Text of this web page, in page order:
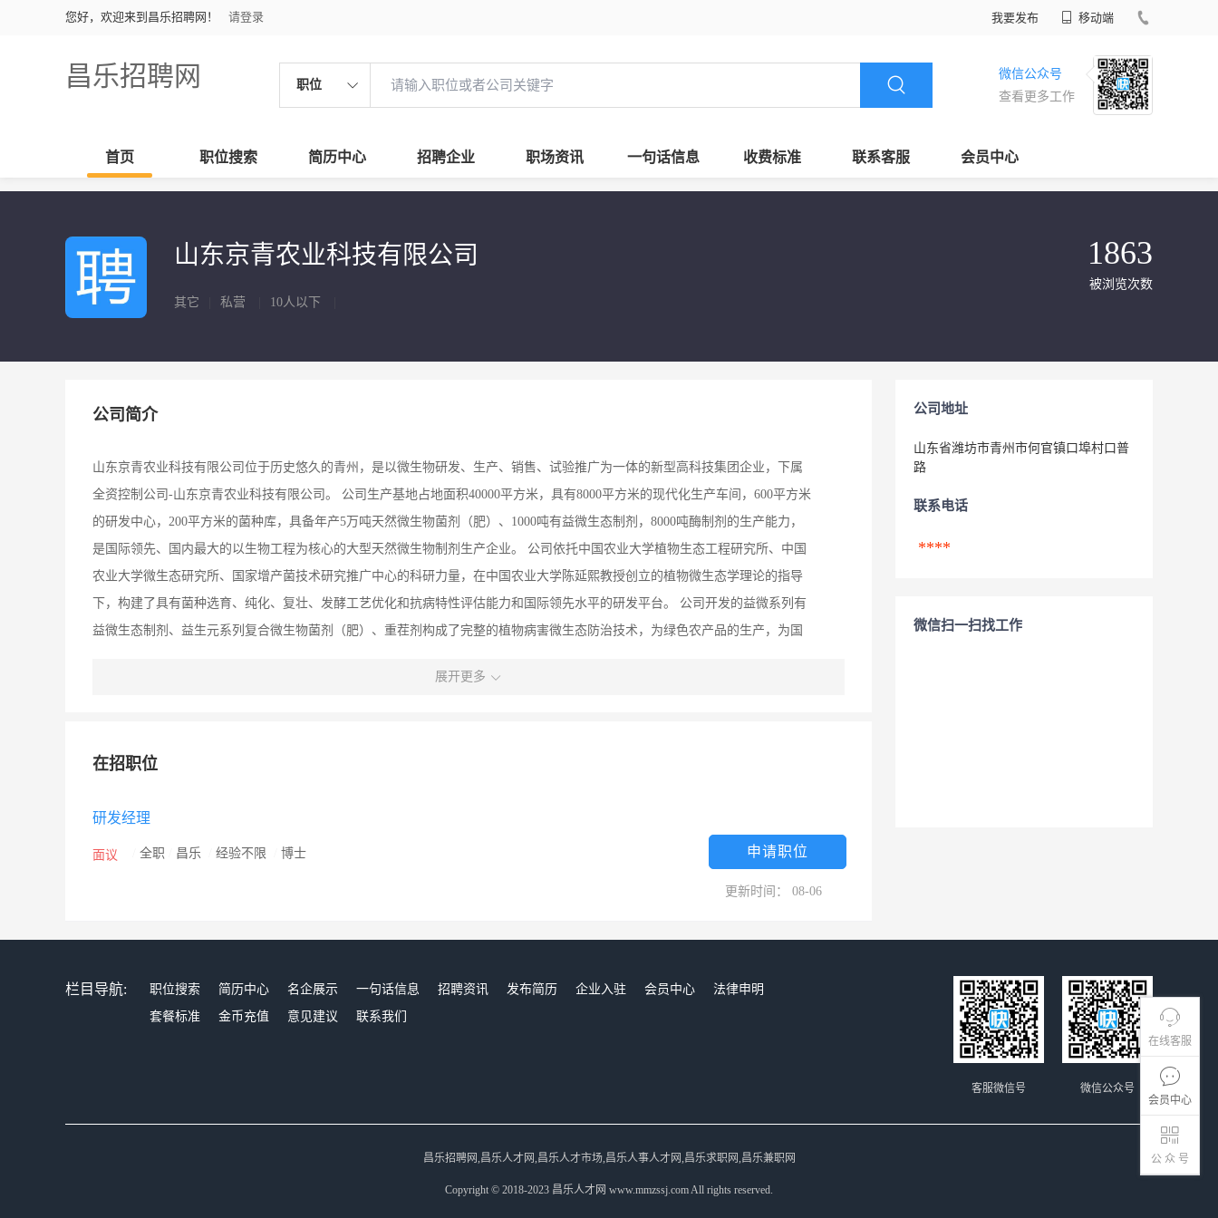
您好，欢迎来到昌乐招聘网！ 请登录 我要发布 移动端
昌乐招聘网 职位
微信公众号
查看更多工作
首页 职位搜索 简历中心 招聘企业 职场资讯 一句话信息 收费标准 联系客服 会员中心
在线客服
会员中心
公 众 号
山东京青农业科技有限公司
其它 私营 10人以下
1863
被浏览次数
公司简介
山东京青农业科技有限公司位于历史悠久的青州，是以微生物研发、生产、销售、试验推广为一体的新型高科技集团企业，下属
全资控制公司-山东京青农业科技有限公司。 公司生产基地占地面积40000平方米，具有8000平方米的现代化生产车间，600平方米
的研发中心，200平方米的菌种库，具备年产5万吨天然微生物菌剂（肥）、1000吨有益微生态制剂，8000吨酶制剂的生产能力，
是国际领先、国内最大的以生物工程为核心的大型天然微生物制剂生产企业。 公司依托中国农业大学植物生态工程研究所、中国
农业大学微生态研究所、国家增产菌技术研究推广中心的科研力量，在中国农业大学陈延熙教授创立的植物微生态学理论的指导
下，构建了具有菌种选育、纯化、复壮、发酵工艺优化和抗病特性评估能力和国际领先水平的研发平台。 公司开发的益微系列有
益微生态制剂、益生元系列复合微生物菌剂（肥）、重茬剂构成了完整的植物病害微生态防治技术，为绿色农产品的生产，为国
展开更多
在招职位
研发经理
面议 全职 昌乐 经验不限 博士 申请职位
更新时间： 08-06
公司地址
山东省潍坊市青州市何官镇口埠村口普
路
联系电话
****
微信扫一扫找工作
栏目导航: 职位搜索 简历中心 名企展示 一句话信息 招聘资讯 发布简历 企业入驻 会员中心
法律申明
套餐标准
金币充值 意见建议 联系我们
微信公众号
客服微信号
昌乐招聘网,昌乐人才网,昌乐人才市场,昌乐人事人才网,昌乐求职网,昌乐兼职网
Copyright © 2018-2023 昌乐人才网 www.mmzssj.com All rights reserved.